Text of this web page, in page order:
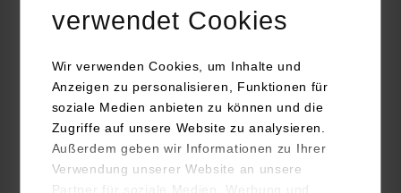
verwendet Cookies
Wir verwenden Cookies, um Inhalte und
Anzeigen zu personalisieren, Funktionen für
soziale Medien anbieten zu können und die
Zugriffe auf unsere Website zu analysieren.
Außerdem geben wir Informationen zu Ihrer
Verwendung unserer Website an unsere
Partner für soziale Medien, Werbung und
RSW / Steuern- und Prüfungswesen
Purem GmbH by Eberspächer
Eberspächerstraße 24
73730 Esslingen
https://www.eberspaecher-karriere.de/